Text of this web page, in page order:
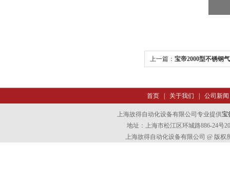
上一篇： 宝帝2000型不锈钢
首页| 关于我们 公司新闻
上海故得自动化设备有限公司专业提供宝
地址：上海市松江区环城路886-24号
上海故得自动化设备有限公司 @ 版权